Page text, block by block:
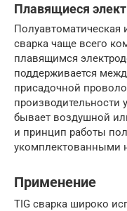
Плавящиеся
Полуавтоматическая
сварка чаще всего
плавящимся
поддерживается
присадочной
производительности
бывает воздушной
и принцип работы
укомплектованными
Применение
TIG сварка широко